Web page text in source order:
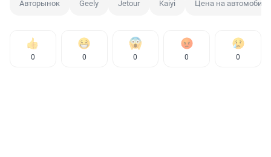
Авторынок Geely Jetour Kaiyi Цена на
0 0 0 0 0